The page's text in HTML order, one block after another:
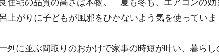
宅の品質の高さは本物。「夏も冬も、エアコンの
上がりに子どもが風邪をひかないよう気を使ってい
に並ぶ間取りのおかげで家事の時短が叶い、暮ら